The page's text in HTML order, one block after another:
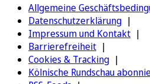
Allgemeine
Datenschutzerklärung
Impressum und Kontakt
Barrierefreiheit
Cookies & Tracking
Kölnische Rundschau